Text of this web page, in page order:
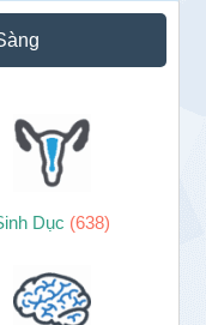
Dục (638)